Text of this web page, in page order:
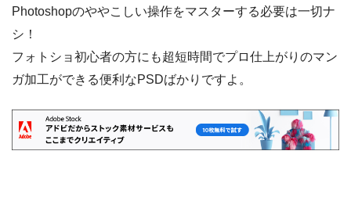
Photoshopのややこしい操作をマスターする必要は一切ナ
シ！
フォトショ初心者の方にも超短時間でプロ仕上がりのマン
ガ加工ができる便利なPSDばかりですよ。